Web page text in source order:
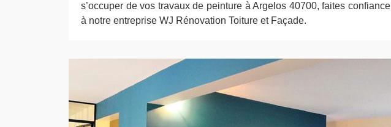
s’occuper de vos travaux de peinture à Argelos 40700, faites confiance
à notre entreprise WJ Rénovation Toiture et Façade.